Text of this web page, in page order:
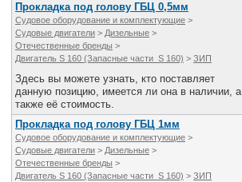
Прокладка под голову ГБЦ 0,5мм
Судовое оборудование и комплектующие >
Судовые двигатели > Дизельные >
Отечественные бренды >
Двигатель S 160 (Запасные части S 160) > ЗИП
Здесь вы можете узнать, кто поставляет
данную позицию, имеется ли она в наличии, а
также её стоимость.
Прокладка под голову ГБЦ 1мм
Судовое оборудование и комплектующие >
Судовые двигатели > Дизельные >
Отечественные бренды >
Двигатель S 160 (Запасные части S 160) > ЗИП